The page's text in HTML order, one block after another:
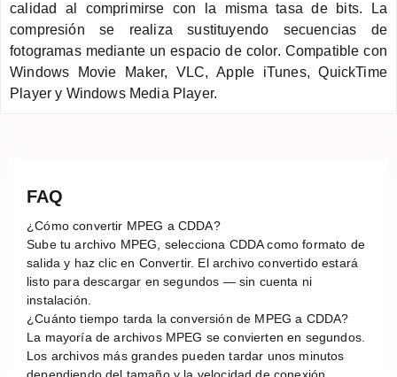
calidad al comprimirse con la misma tasa de bits. La
compresión se realiza sustituyendo secuencias de
fotogramas mediante un espacio de color. Compatible con
Windows Movie Maker, VLC, Apple iTunes, QuickTime
Player y Windows Media Player.
FAQ
¿Cómo convertir MPEG a CDDA?
Sube tu archivo MPEG, selecciona CDDA como formato de
salida y haz clic en Convertir. El archivo convertido estará
listo para descargar en segundos — sin cuenta ni
instalación.
¿Cuánto tiempo tarda la conversión de MPEG a CDDA?
La mayoría de archivos MPEG se convierten en segundos.
Los archivos más grandes pueden tardar unos minutos
dependiendo del tamaño y la velocidad de conexión.